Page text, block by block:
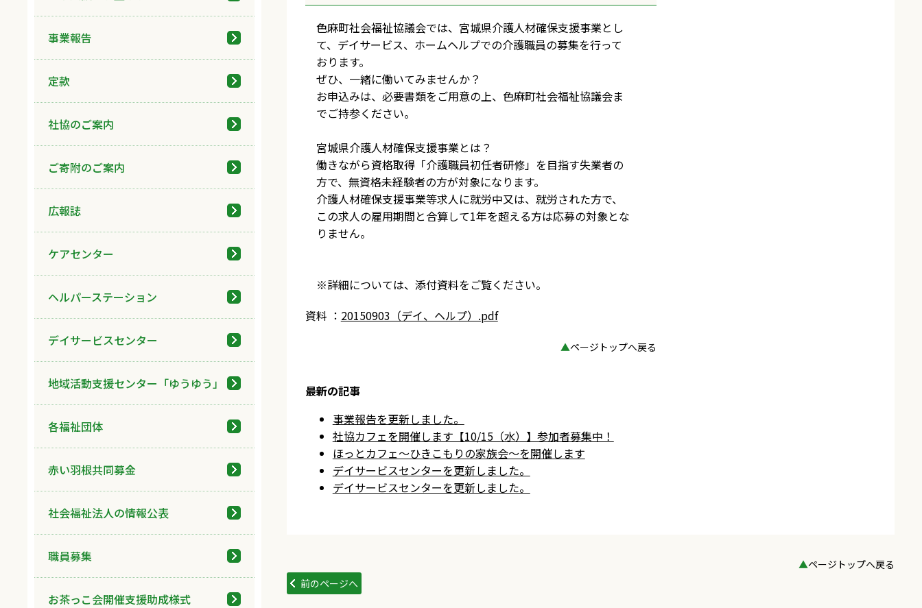
事業報告
定款
社協のご案内
ご寄附のご案内
広報誌
ケアセンター
ヘルパーステーション
デイサービスセンター
地域活動支援センター「ゆうゆう」
各福祉団体
赤い羽根共同募金
社会福祉法人の情報公表
職員募集
お茶っこ会開催支援助成様式
色麻町社会福祉協議会では、宮城県介護人材確保支援事業とし
て、デイサービス、ホームヘルプでの介護職員の募集を行って
おります。
ぜひ、一緒に働いてみませんか？
お申込みは、必要書類をご用意の上、色麻町社会福祉協議会ま
でご持参ください。
宮城県介護人材確保支援事業とは？
働きながら資格取得「介護職員初任者研修」を目指す失業者の
方で、無資格未経験者の方が対象になります。
介護人材確保支援事業等求人に就労中又は、就労された方で、
この求人の雇用期間と合算して1年を超える方は応募の対象とな
りません。
※詳細については、添付資料をご覧ください。
資料 ： 20150903（デイ、ヘルプ）.pdf
▲ページトップへ戻る
最新の記事
事業報告を更新しました。
社協カフェを開催します【10/15（水）】参加者募集中！
ほっとカフェ～ひきこもりの家族会～を開催します
デイサービスセンターを更新しました。
デイサービスセンターを更新しました。
▲ページトップへ戻る
前のページへ